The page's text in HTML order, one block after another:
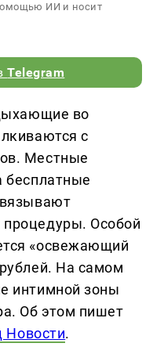
ИИ и носит
Telegram
во
с
Местные
бесплатные
Особой
«освежающий
На самом
интимной зоны
Об этом пишет
Новости.